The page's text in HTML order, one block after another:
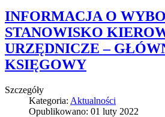
INFORMACJA O
STANOWISKO
URZĘDNICZE –
KSIĘGOWY
Szczegóły
Kategoria: Aktualności
Opublikowano: 01 luty 2022